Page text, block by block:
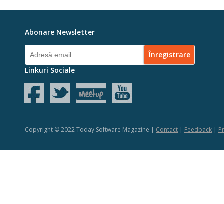
Abonare Newsletter
Linkuri Sociale
Copyright © 2022 Today Software Magazine | Contact | Feedback |